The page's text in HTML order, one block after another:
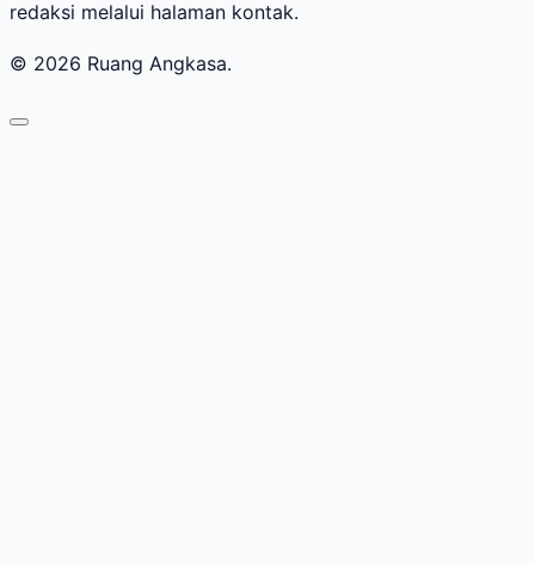
redaksi melalui halaman kontak.
© 2026 Ruang Angkasa.